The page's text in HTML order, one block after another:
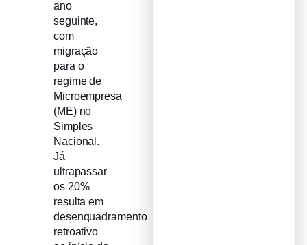
ano
seguinte,
com
migração
para o
regime de
Microempresa
(ME) no
Simples
Nacional.
Já
ultrapassar
os 20%
resulta em
desenquadramento
retroativo